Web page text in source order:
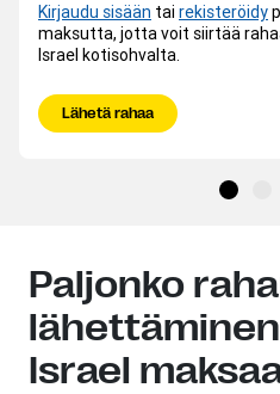
Kirjaudu sisään tai rekisteröidy
maksutta, jotta voit siirtää
Israel kotisohvalta.
Lähetä rahaa
Paljonko
Israel